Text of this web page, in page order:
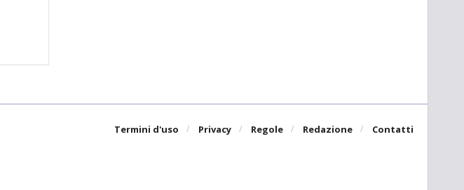
Termini d'uso Privacy Regole Redazione Contatti